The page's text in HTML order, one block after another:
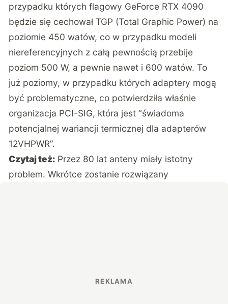
przypadku których flagowy GeForce RTX 4090
będzie się cechował TGP (Total Graphic Power) na
poziomie 450 watów, co w przypadku modeli
niereferencyjnych z całą pewnością przebije
poziom 500 W, a pewnie nawet i 600 watów. To
już poziomy, w przypadku których adaptery mogą
być problematyczne, co potwierdziła właśnie
organizacja PCI-SIG, która jest “świadoma
potencjalnej wariancji termicznej dla adapterów
12VHPWR”.
Czytaj też: Przez 80 lat anteny miały istotny
problem. Wkrótce zostanie rozwiązany